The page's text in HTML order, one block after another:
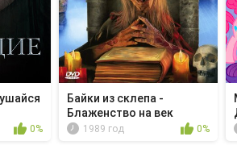
0%
Байки из склепа -
Блаженство на век
1989 год 0%